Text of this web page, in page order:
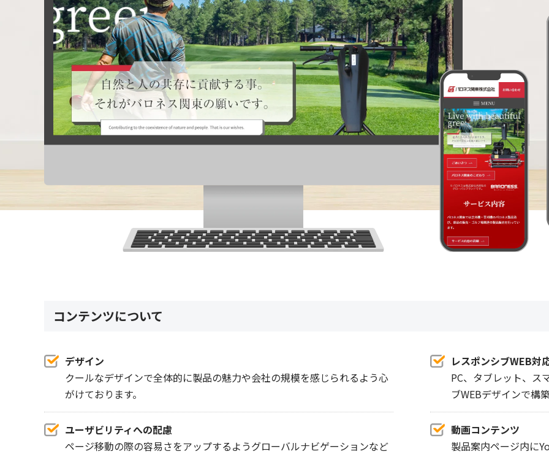
コンテンツについて
デザイン
クールなデザインで全体的に製品の魅力や会社の規模を感じられるよう心
がけております。
レスポンシブWEB対
PC、タブレット、ス
ブWEBデザインで構
ユーザビリティへの配慮
ページ移動の際の容易さをアップするようグローバルナビゲーションなど
動画コンテンツ
製品案内ページ内に